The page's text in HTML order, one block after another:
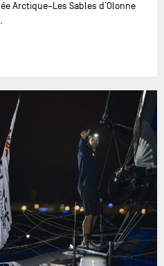
Arctique–Les Sables d’Olonne